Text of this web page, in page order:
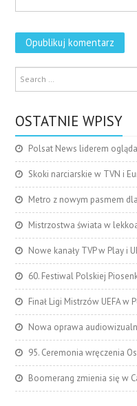
OSTATNIE WPISY
Polsat News liderem
Skoki narciarskie w TVN i
Metro z nowym pasmem
Mistrzostwa świata w
Nowe kanały TVP w Play i
60. Festiwal Polskiej
Finał Ligi Mistrzów UEFA w
Nowa oprawa
95. Ceremonia wręczenia
Boomerang zmienia się w